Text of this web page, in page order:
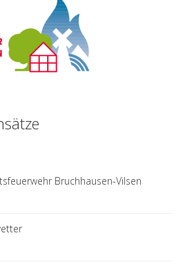
Bruchhausen-Vilsen